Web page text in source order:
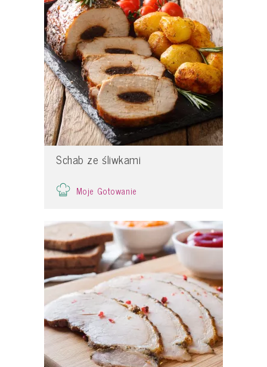
Schab ze śliwkami
Moje Gotowanie